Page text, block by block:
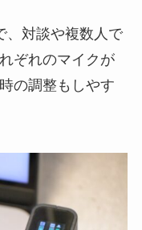
、対談や複数人で
ぞれのマイクが
の調整もしやす